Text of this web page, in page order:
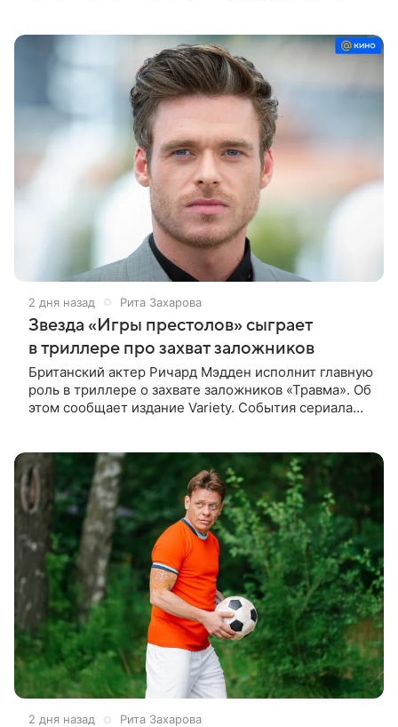
2 дня назад Рита Захарова
Звезда «Игры престолов» сыграет
в триллере про захват заложников
Британский актер Ричард Мэдден исполнит главную
роль в триллере о захвате заложников «Травма». Об
этом сообщает издание Variety. События сериала
2 дня назад Рита Захарова